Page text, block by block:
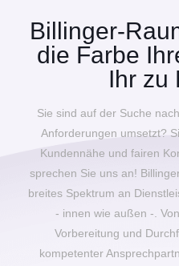
Billinger-
die Farbe
Ihr zu
Sie sind auf der Suche
Anforderungen umsetzt?
Kundennähe und fairen
sprechen Sie uns an!
breites Spektrum an
- innen wie außen -.
Vorbereitung und
kompetenter